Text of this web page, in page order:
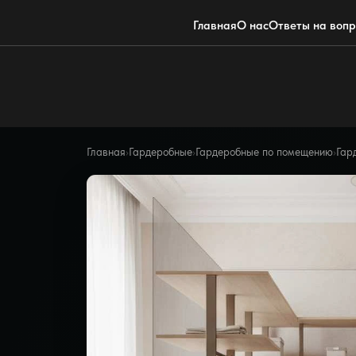
ГлавнаяО насОтветы на
Главная›Гардеробные›Гардеробные по помещению›